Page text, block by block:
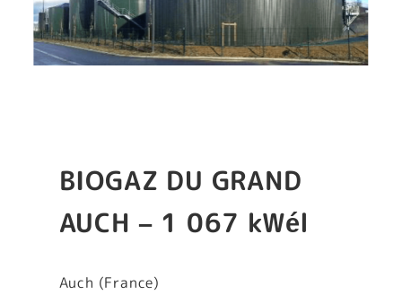
BIOGAZ DU GRAND
AUCH – 1 067 kWél
Auch (France)